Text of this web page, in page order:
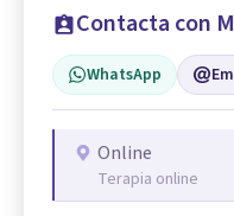
Contacta con
WhatsApp
Online
Terapia online